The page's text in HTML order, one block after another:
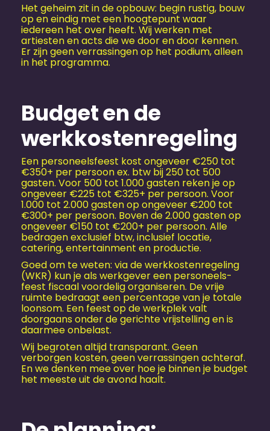
Het geheim zit in de opbouw: begin rustig, bouw
op en eindig met een hoogtepunt waar
iedereen het over heeft. Wij werken met
artiesten en acts die we door en door kennen.
Er zijn geen verrassingen op het podium, alleen
in het programma.
Budget en de
werkkostenregeling
Een personeels­feest kost ongeveer €250 tot
€350+ per persoon ex. btw bij 250 tot 500
gasten. Voor 500 tot 1.000 gasten reken je op
ongeveer €225 tot €325+ per persoon. Voor
1.000 tot 2.000 gasten op ongeveer €200 tot
€300+ per persoon. Boven de 2.000 gasten op
ongeveer €150 tot €200+ per persoon. Alle
bedragen exclusief btw, inclusief locatie,
catering, entertainment en productie.
Goed om te weten: via de werkkostenregeling
(WKR) kun je als werkgever een personeels­
feest fiscaal voordelig organiseren. De vrije
ruimte bedraagt een percentage van je totale
loonsom. Een feest op de werkplek valt
doorgaans onder de gerichte vrijstelling en is
daarmee onbelast.
Wij begroten altijd transparant. Geen
verborgen kosten, geen verrassingen achteraf.
En we denken mee over hoe je binnen je budget
het meeste uit de avond haalt.